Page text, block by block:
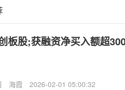
板股;获融资净买入额超
海霞 2026-02-01 05:00:32